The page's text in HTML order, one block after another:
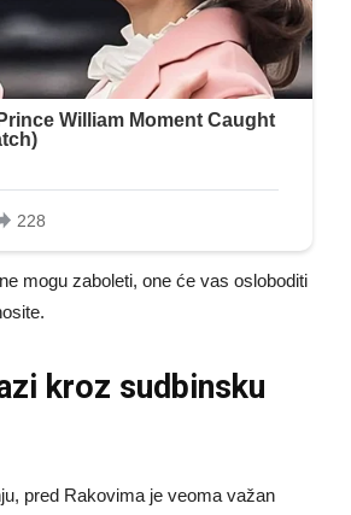
mogu zaboleti, one će vas osloboditi
kroz sudbinsku
pred Rakovima je veoma važan